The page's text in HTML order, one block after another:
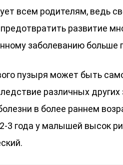
всем родителям, ведь
развитие
заболеванию
пузыря может быть
различных
в более раннем
3 года у малышей высок